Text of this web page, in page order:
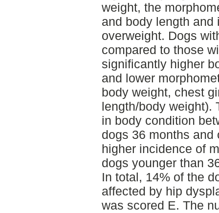
weight, the
and body length
overweight. Dogs
compared to those
significantly higher
and lower
body weight, chest
length/body weight).
in body condition
dogs 36 months
higher incidence of
dogs younger than
In total, 14% of the
affected by hip
was scored E. The